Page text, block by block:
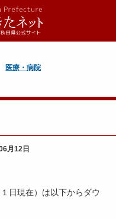
医療・病院
月12日
日現在）は以下からダウ